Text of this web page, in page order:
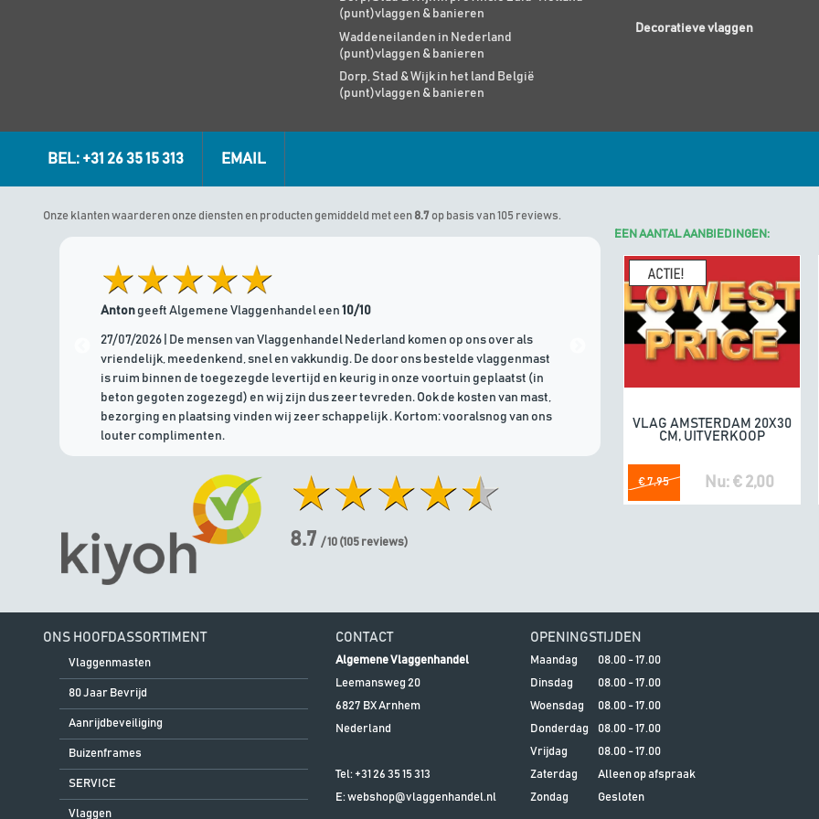
(punt)vlaggen & banieren
Waddeneilanden in Nederland
(punt)vlaggen & banieren
Dorp, Stad & Wijk in het land België
(punt)vlaggen & banieren
Decoratieve vlaggen
BEL: +31 26 35 15 313 EMAIL
Onze klanten waarderen onze diensten en producten gemiddeld met een 8.7 op basis van 105 reviews.
Antongeeft Algemene Vlaggenhandel een 10/10
27/07/2026 | De mensen van Vlaggenhandel Nederland komen op ons over als
vriendelijk, meedenkend, snel en vakkundig. De door ons bestelde vlaggenmast
is ruim binnen de toegezegde levertijd en keurig in onze voortuin geplaatst (in
beton gegoten zogezegd) en wij zijn dus zeer tevreden. Ook de kosten van mast,
bezorging en plaatsing vinden wij zeer schappelijk . Kortom: vooralsnog van ons
louter complimenten.
Marinusgeeft Algemene
21/07/2026 | Goede
8.7/ 10 (105 reviews)
EEN AANTAL AANBIEDINGEN:
In winkelwagen
VLAG AMSTERDAM 20X30
CM, UITVERKOOP
€ 7,95 Nu: € 2,00
ONS HOOFDASSORTIMENT
Vlaggenmasten
80 Jaar Bevrijd
Aanrijdbeveiliging
Buizenframes
SERVICE
Vlaggen
CONTACT
Algemene Vlaggenhandel
Leemansweg 20
6827 BXArnhem
Nederland
Tel: +31 26 35 15 313
E:webshop@vlaggenhandel.nl
OPENINGSTIJDEN
Maandag
08.00 - 17.00
Dinsdag
08.00 - 17.00
Woensdag
08.00 - 17.00
Donderdag
08.00 - 17.00
Vrijdag
08.00 - 17.00
Zaterdag
Alleen op afspraak
Zondag
Gesloten